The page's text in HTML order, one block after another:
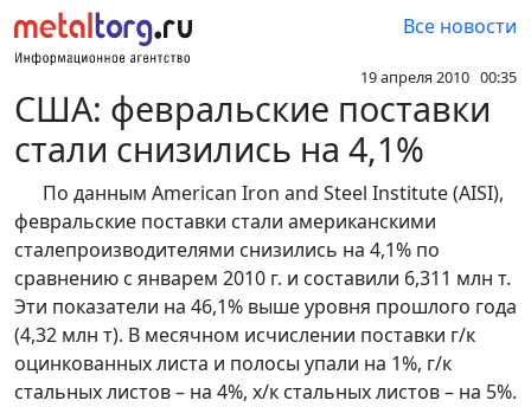
Все новости
19 апреля 2010 00:35
США: февральские поставки
стали снизились на 4,1%
По данным American Iron and Steel Institute (AISI),
февральские поставки стали американскими
сталепроизводителями снизились на 4,1% по
сравнению с январем 2010 г. и составили 6,311 млн т.
Эти показатели на 46,1% выше уровня прошлого года
(4,32 млн т). В месячном исчислении поставки г/к
оцинкованных листа и полосы упали на 1%, г/к
стальных листов – на 4%, х/к стальных листов – на 5%.